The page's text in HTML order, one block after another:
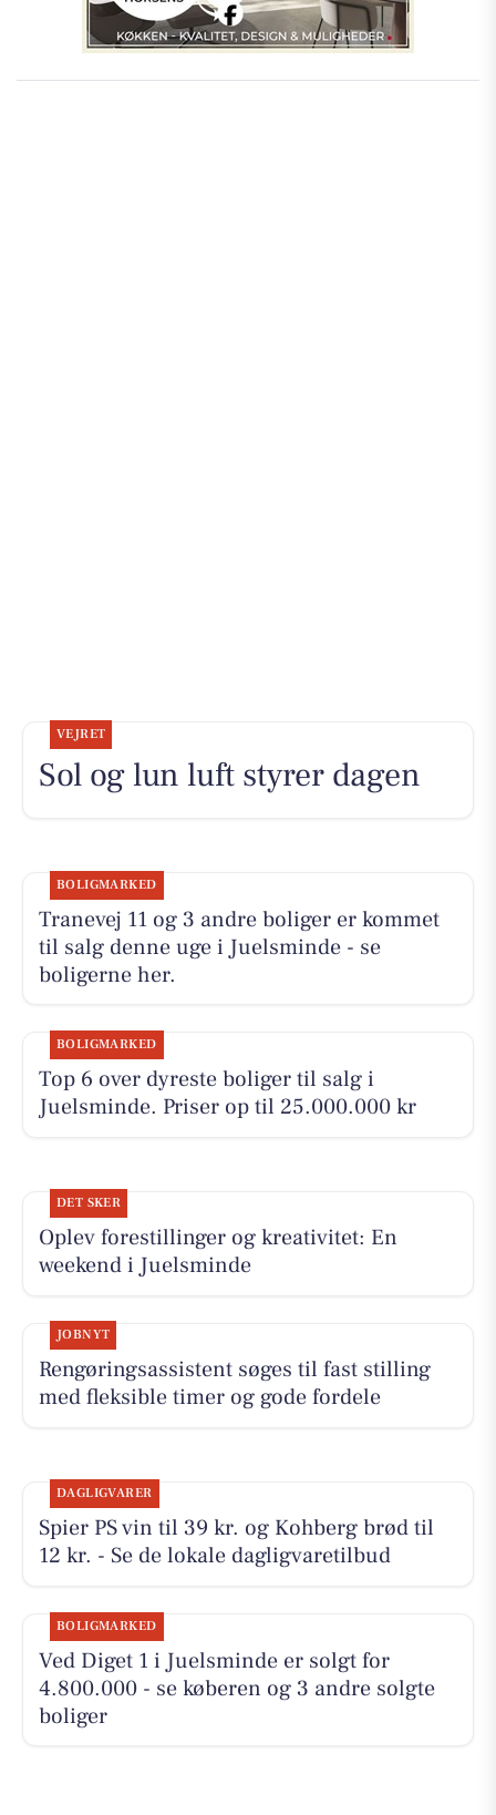
VEJRET
Sol og lun luft styrer dagen
BOLIGMARKED
Tranevej 11 og 3 andre boliger er kommet
til salg denne uge i Juelsminde - se
boligerne her.
BOLIGMARKED
Top 6 over dyreste boliger til salg i
Juelsminde. Priser op til 25.000.000 kr
DET SKER
Oplev forestillinger og kreativitet: En
weekend i Juelsminde
JOBNYT
Rengøringsassistent søges til fast stilling
med fleksible timer og gode fordele
DAGLIGVARER
Spier PS vin til 39 kr. og Kohberg brød til
12 kr. - Se de lokale dagligvaretilbud
BOLIGMARKED
Ved Diget 1 i Juelsminde er solgt for
4.800.000 - se køberen og 3 andre solgte
boliger